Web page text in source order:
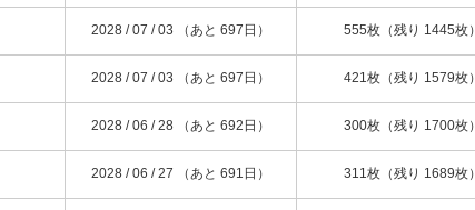
2028 / 07 / 03 （あと 697日） 555枚（残り 1445枚）
2028 / 07 / 03 （あと 697日） 421枚（残り 1579枚）
2028 / 06 / 28 （あと 692日） 300枚（残り 1700枚）
2028 / 06 / 27 （あと 691日） 311枚（残り 1689枚）